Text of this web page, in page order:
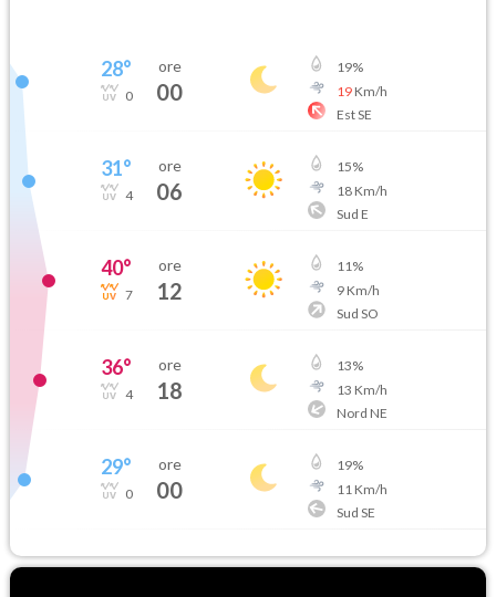
28°
0
ore
00
19%
19Km/h
Est SE
31°
4
ore
06
15%
18Km/h
Sud E
40°
7
ore
12
11%
9Km/h
Sud SO
36°
4
ore
18
13%
13 Km/h
Nord NE
29°
0
ore
00
19%
11 Km/h
Sud SE